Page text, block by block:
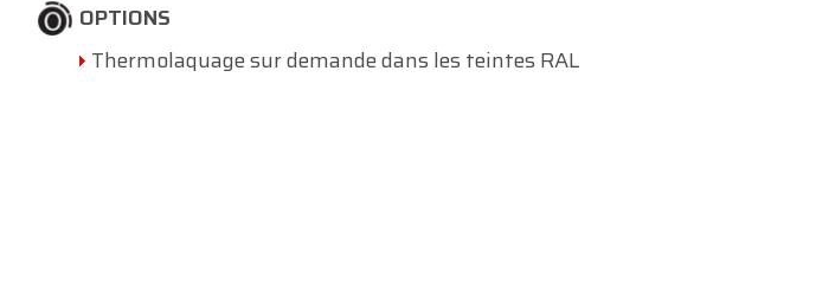
OPTIONS
Thermolaquage sur demande dans les teintes RAL